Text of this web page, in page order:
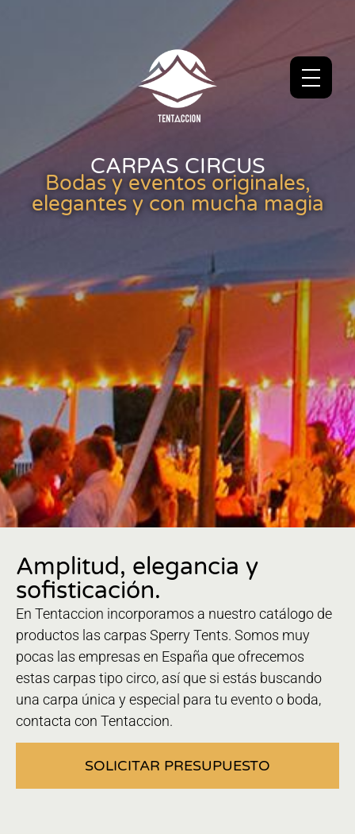
CARPAS CIRCUS
Bodas y eventos originales,
elegantes y con mucha magia
Amplitud, elegancia y
sofisticación.
En Tentaccion incorporamos a nuestro catálogo de
productos las carpas Sperry Tents. Somos muy
pocas las empresas en España que ofrecemos
estas carpas tipo circo, así que si estás buscando
una carpa única y especial para tu evento o boda,
contacta con Tentaccion.
SOLICITAR PRESUPUESTO